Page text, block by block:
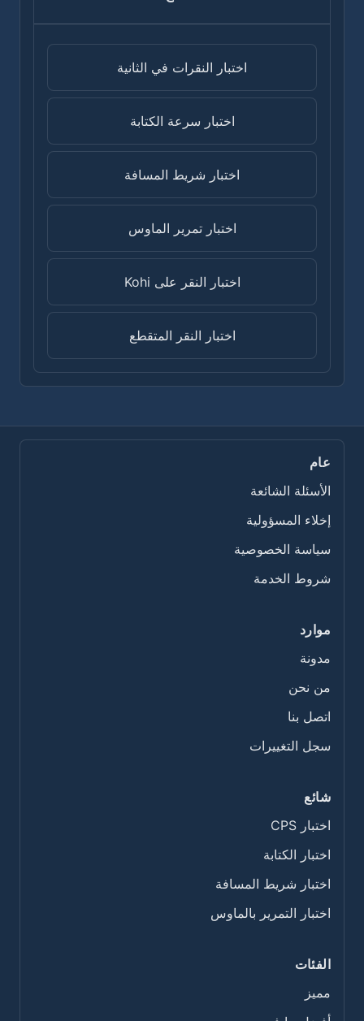
اختبار النقرات في الثانية
اختبار سرعة الكتابة
اختبار شريط المسافة
اختبار تمرير الماوس
اختبار النقر على Kohi
اختبار النقر المتقطع
عام
الأسئلة الشائعة
إخلاء المسؤولية
سياسة الخصوصية
شروط الخدمة
موارد
مدونة
من نحن
اتصل بنا
سجل التغييرات
شائع
اختبار CPS
اختبار الكتابة
اختبار شريط المسافة
اختبار التمرير بالماوس
الفئات
مميز